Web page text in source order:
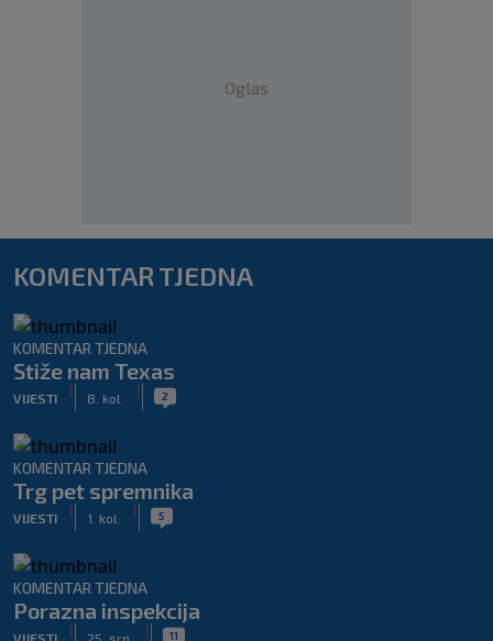
Oglas
KOMENTAR TJEDNA
KOMENTAR TJEDNA
Stiže nam Texas
VIJESTI
|
8. kol.
| 2
KOMENTAR TJEDNA
Trg pet spremnika
VIJESTI
|
1. kol.
| 5
KOMENTAR TJEDNA
Porazna inspekcija
VIJESTI
|
25. srp.
| 11